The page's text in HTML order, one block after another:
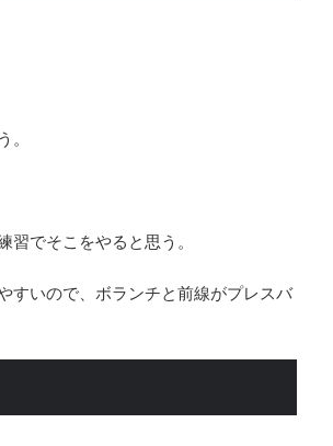
でそこをやると思う。
すいので、ボランチと前線がプレスバ